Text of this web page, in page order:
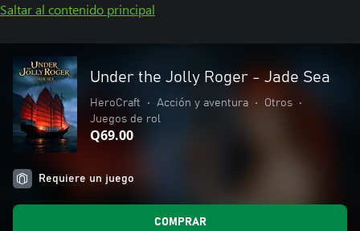
Saltar al contenido principal
Under the Jolly Roger - Jade Sea
HeroCraft • Acción y aventura • Otros
•
Juegos de rol
Q69.00
Requiere un juego
COMPRAR